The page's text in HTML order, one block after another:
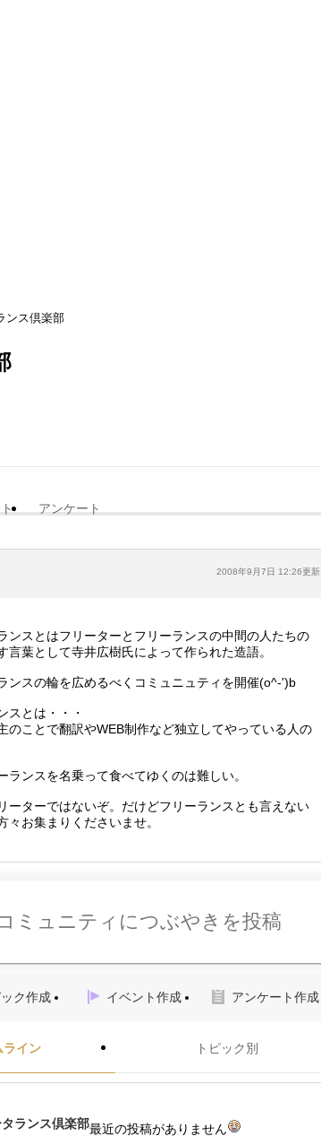
ンス倶楽部
アンケート
2008年9月7日 12:26更新
ンスとはフリーターとフリーランスの中間の人たちの
言葉として寺井広樹氏によって作られた造語。
ンスの輪を広めるべくコミュニュティを開催(o^-')b
スとは・・・
のことで翻訳やWEB制作など独立してやっている人の
ランスを名乗って食べてゆくのは難しい。
ーターではないぞ。だけどフリーランスとも言えない
々お集まりくださいませ。
ミュニティにつぶやきを投稿
ック作成 イベント作成 アンケート作成
ライン トピック別
ランス倶楽部最近の投稿がありません